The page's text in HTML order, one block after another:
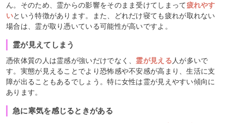
ん。そのため、霊からの影響をそのまま受けてしまって疲れやす
いという特徴があります。また、どれだけ寝ても疲れが取れない
場合は、霊が取り憑いている可能性が高いですよ。
霊が見えてしまう
憑依体質の人は霊感が強いだけでなく、 霊が見える 人が多いで
す。実態が見えることでより恐怖感や不安感が高まり、生活に支
障が出ることもあるでしょう。特に女性は霊が見えやすい傾向に
あります。
急に寒気を感じるときがある